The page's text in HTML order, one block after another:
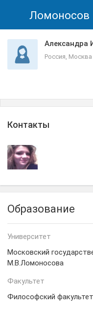
Ломоносов
Александра
Россия, Москва
Контакты
Образование
Университет
Московский
М.В.Ломоносова
Факультет
Философский факультет